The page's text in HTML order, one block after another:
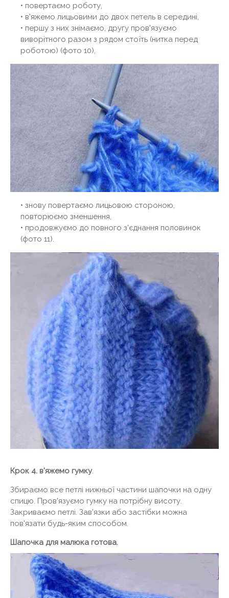
• повертаємо роботу,
• в'яжемо лицьовими до двох петель в середині,
• першу з них знімаємо, другу пров'язуємо
виворітного разом з рядом стоїть (нитка перед
роботою) (фото 10),
• знову повертаємо лицьовою стороною,
повторюємо зменшення,
• продовжуємо до повного з'єднання половинок
(фото 11).
Крок 4. в'яжемо гумку.
Збираємо все петлі нижньої частини шапочки на одну
спицю. Пров'язуємо гумку на потрібну висоту.
Закриваємо петлі. Зав'язки або застібки можна
пов'язати будь-яким способом.
Шапочка для малюка готова.